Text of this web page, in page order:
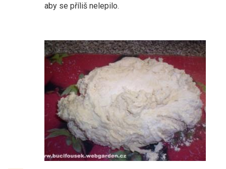
aby se příliš nelepilo.